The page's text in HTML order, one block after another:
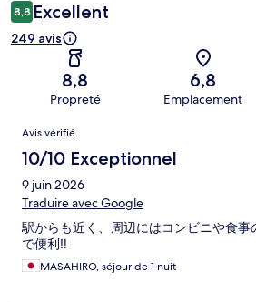
8,8 Excellent
249 avis
8,8
Propreté
6,8
Emplacement
Avis
Avis vérifié
10/10 Exceptionnel
9 juin 2026
Traduire avec Google
駅からも近く、周辺にはコンビニや食
で便利‼️
MASAHIRO, séjour de 1 nuit